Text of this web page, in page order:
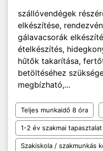
szállóvendégek
elkészítése,
gálavacsorák
ételkészítés,
hűtők takarítása,
betöltéséhez
megbízható,...
Teljes munkaidő 8 óra
1-2 év szakmai tapasztalat
Szakiskola / szakmunkás